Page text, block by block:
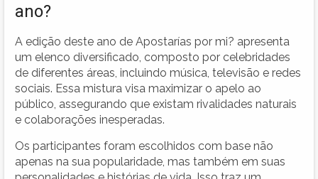
ano?
A edição deste ano de Apostarías por mi? apresenta
um elenco diversificado, composto por celebridades
de diferentes áreas, incluindo música, televisão e redes
sociais. Essa mistura visa maximizar o apelo ao
público, assegurando que existam rivalidades naturais
e colaborações inesperadas.
Os participantes foram escolhidos com base não
apenas na sua popularidade, mas também em suas